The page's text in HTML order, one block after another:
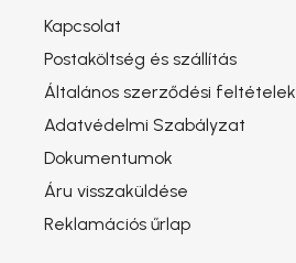
Kapcsolat
Postaköltség és szállítás
Általános szerződési feltételek
Adatvédelmi Szabályzat
Dokumentumok
Áru visszaküldése
Reklamációs űrlap